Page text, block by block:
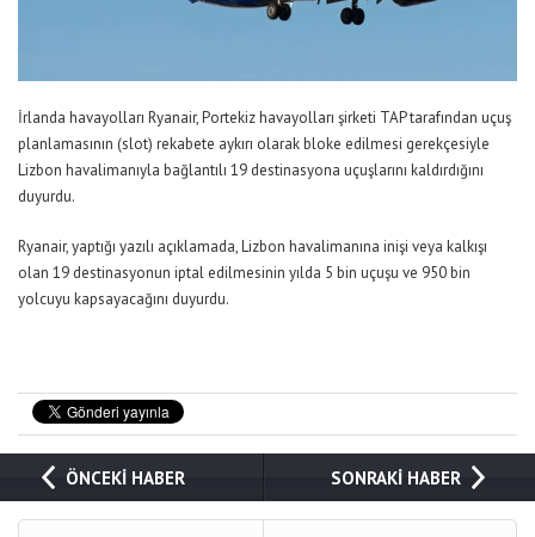
İrlanda havayolları Ryanair, Portekiz havayolları şirketi TAP tarafından uçuş
planlamasının (slot) rekabete aykırı olarak bloke edilmesi gerekçesiyle
Lizbon havalimanıyla bağlantılı 19 destinasyona uçuşlarını kaldırdığını
duyurdu.
Ryanair, yaptığı yazılı açıklamada, Lizbon havalimanına inişi veya kalkışı
olan 19 destinasyonun iptal edilmesinin yılda 5 bin uçuşu ve 950 bin
yolcuyu kapsayacağını duyurdu.
ÖNCEKİ HABER SONRAKİ HABER